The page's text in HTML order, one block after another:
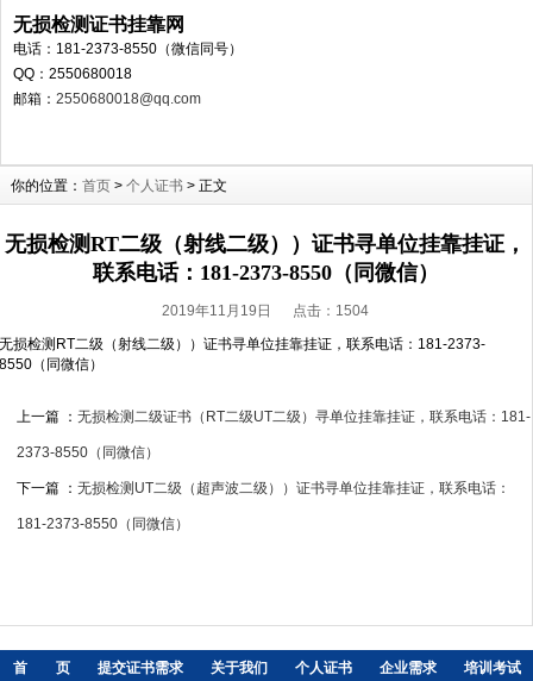
无损检测证书挂靠网
电话：181-2373-8550（微信同号）
QQ：2550680018
邮箱： 2550680018@qq.com
你的位置： 首页 > 个人证书 > 正文
无损检测RT二级（射线二级））证书寻单位挂靠挂证，
联系电话：181-2373-8550（同微信）
2019年11月19日 点击： 1504
无损检测RT二级（射线二级））证书寻单位挂靠挂证，联系电话：181-2373-
8550（同微信）
上一篇 ： 无损检测二级证书（RT二级UT二级）寻单位挂靠挂证，联系电话：181-
2373-8550（同微信）
下一篇 ： 无损检测UT二级（超声波二级））证书寻单位挂靠挂证，联系电话：
181-2373-8550（同微信）
首 页 提交证书需求 关于我们 个人证书 企业需求 培训考试